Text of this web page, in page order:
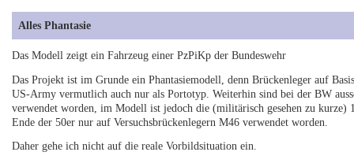
Alles Phantasie
Das Modell zeigt ein Fahrzeug einer PzPiKp der Bundeswehr
Das Projekt ist im Grunde ein Phantasiemodell, denn Brückenleger auf
US-Army vermutlich auch nur als Portotyp. Weiterhin sind bei der BW
verwendet worden, im Modell ist jedoch die (militärisch gesehen zu
Ende der 50er nur auf Versuchsbrückenlegern M46 verwendet worden.
Daher gehe ich nicht auf die reale Vorbildsituation ein.